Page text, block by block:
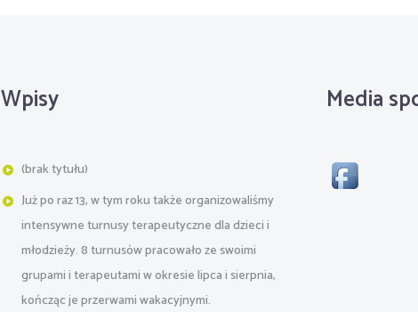
Wpisy
(brak tytułu)
Już po raz 13, w tym roku także organizowaliśmy
intensywne turnusy terapeutyczne dla dzieci i
młodzieży. 8 turnusów pracowało ze swoimi
grupami i terapeutami w okresie lipca i sierpnia,
kończąc je przerwami wakacyjnymi.
Media